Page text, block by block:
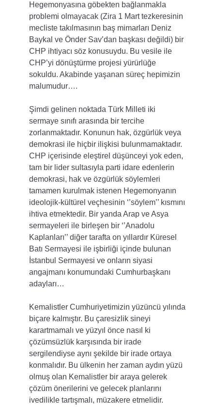
Hegemonyasına göbekten bağlanmakla
problemi olmayacak (Zira 1 Mart tezkeresinin
mecliste takılmasının baş mimarları Deniz
Baykal ve Önder Sav’dan başkası değildi) bir
CHP ihtiyacı söz konusuydu. Bu vesile ile
CHP’yi dönüştürme projesi yürürlüğe
sokuldu. Akabinde yaşanan süreç hepimizin
malumudur….
Şimdi gelinen noktada Türk Milleti iki
sermaye sınıfı arasında bir tercihe
zorlanmaktadır. Konunun hak, özgürlük veya
demokrasi ile hiçbir ilişkisi bulunmamaktadır.
CHP içerisinde eleştirel düşünceyi yok eden,
tam bir lider sultasıyla parti idare edenlerin
demokrasi, hak ve özgürlük söylemleri
tamamen kurulmak istenen Hegemonyanın
ideolojik-kültürel veçhesinin ‘’söylem’’ kısmını
ihtiva etmektedir. Bir yanda Arap ve Asya
sermayeleri ile birleşen bir ‘’Anadolu
Kaplanları’’ diğer tarafta on yıllardır Küresel
Batı Sermayesi ile işbirliği içinde bulunan
İstanbul Sermayesi ve onların siyasi
angajmanı konumundaki Cumhurbaşkanı
adayları…
Kemalistler Cumhuriyetimizin yüzüncü yılında
biçare kalmıştır. Bu çaresizlik sineyi
karartmamalı ve yüzyıl önce nasıl ki
çözümsüzlük karşısında bir irade
sergilendiyse aynı şekilde bir irade ortaya
konmalıdır. Bu ülkenin her zaman aydın yüzü
olmuş olan Kemalistler bir araya gelerek
çözüm önerilerini ve gelecek planlarını
ivedilikle tartışmalı, müzakere etmelidir.